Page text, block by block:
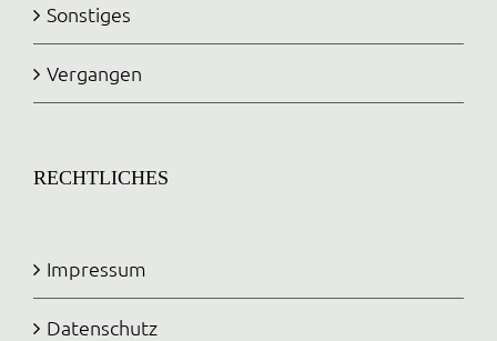
Sonstiges
Vergangen
RECHTLICHES
Impressum
Datenschutz